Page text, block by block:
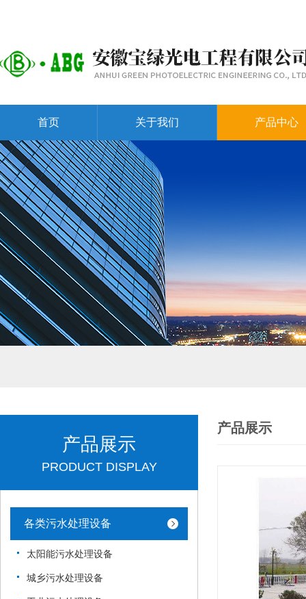
首页 关于我们 产品中心
产品展示
PRODUCT DISPLAY
各类污水处理设备
太阳能污水处理设备
城乡污水处理设备
产品展示